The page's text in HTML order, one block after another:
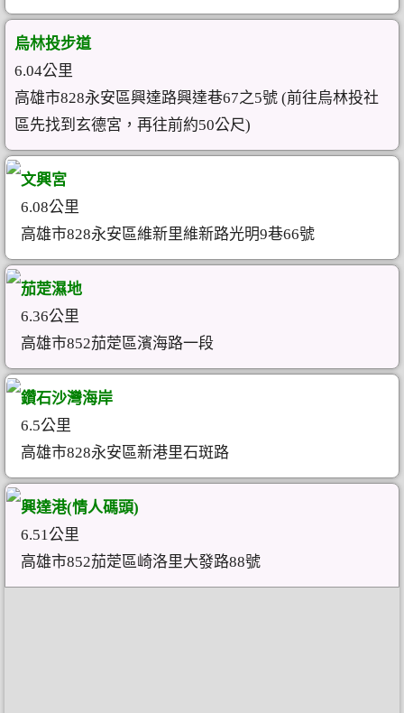
烏林投步道
6.04公里
高雄市828永安區興達路興達巷67之5號 (前往烏林投社
區先找到玄德宮，再往前約50公尺)
文興宮
6.08公里
高雄市828永安區維新里維新路光明9巷66號
茄萣濕地
6.36公里
高雄市852茄萣區濱海路一段
鑽石沙灣海岸
6.5公里
高雄市828永安區新港里石斑路
興達港(情人碼頭)
6.51公里
高雄市852茄萣區崎洛里大發路88號